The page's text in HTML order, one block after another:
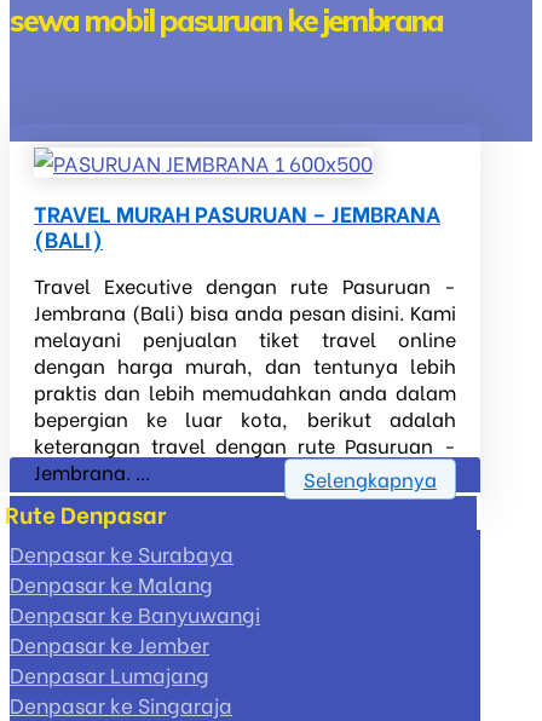
sewa mobil pasuruan ke jembrana
TRAVEL MURAH PASURUAN – JEMBRANA
(BALI)
Travel Executive dengan rute Pasuruan -
Jembrana (Bali) bisa anda pesan disini. Kami
melayani penjualan tiket travel online
dengan harga murah, dan tentunya lebih
praktis dan lebih memudahkan anda dalam
bepergian ke luar kota, berikut adalah
keterangan travel dengan rute Pasuruan -
Jembrana. ...
Selengkapnya
Rute Denpasar
Denpasar ke Surabaya
Denpasar ke Malang
Denpasar ke Banyuwangi
Denpasar ke Jember
Denpasar Lumajang
Denpasar ke Singaraja